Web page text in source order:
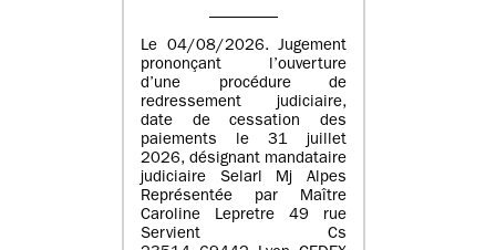
Le 04/08/2026. Jugement
prononçant l’ouverture
d’une procédure de
redressement judiciaire,
date de cessation des
paiements le 31 juillet
2026, désignant mandataire
judiciaire Selarl Mj Alpes
Représentée par Maître
Caroline Lepretre 49 rue
Servient Cs